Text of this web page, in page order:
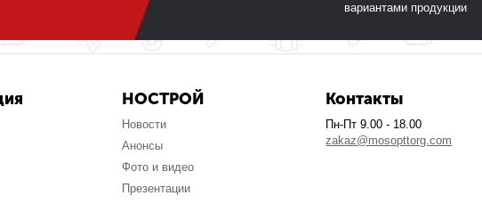
вариантами продукции
НОСТРОЙ
Новости
Анонсы
Фото и видео
Презентации
Контакты
Пн-Пт 9.00 - 18.00
zakaz@mosopttorg.com